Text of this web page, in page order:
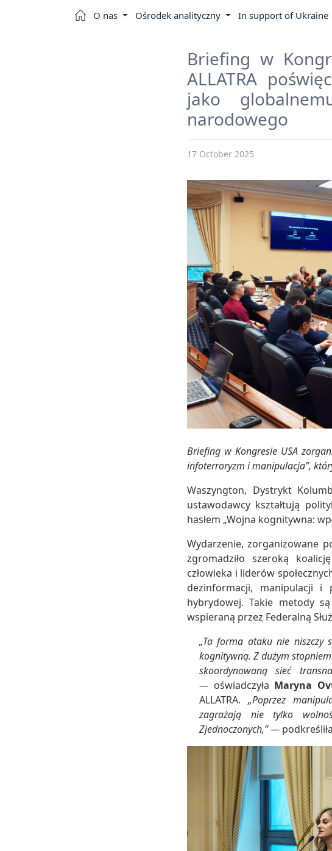
O nas Ośrodek analityczny In support of Ukraine
Briefing w
ALLATRA
jako
narodowego
17 October 2025
Briefing w Kongresie USA
infoterroryzm i manipulacja”,
Waszyngton, Dystrykt
ustawodawcy kształtują
hasłem „Wojna kognitywna:
Wydarzenie, zorganizowane
zgromadziło szeroką
człowieka i liderów
dezinformacji, manipulacji i
hybrydowej. Takie metody
wspieraną przez Federalną
„Ta forma ataku nie niszczy
kognitywną. Z dużym
skoordynowaną sieć
— oświadczyła Maryna
ALLATRA. „Poprzez
zagrażają nie tylko
Zjednoczonych,” —